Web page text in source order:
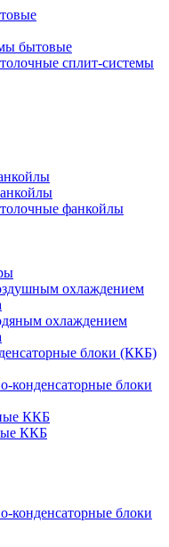
бытовые
сплит-системы
фанкойлы
охлаждением
охлаждением
блоки (ККБ)
конденсаторные блоки
ККБ
ККБ
конденсаторные блоки